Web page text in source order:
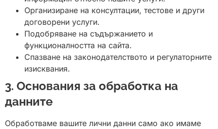
Организиране на консултации, тестове и други
договорени услуги.
Подобряване на съдържанието и
функционалността на сайта.
Спазване на законодателството и регулаторните
изисквания.
3. Основания за обработка на
данните
Обработваме вашите лични данни само ако имаме